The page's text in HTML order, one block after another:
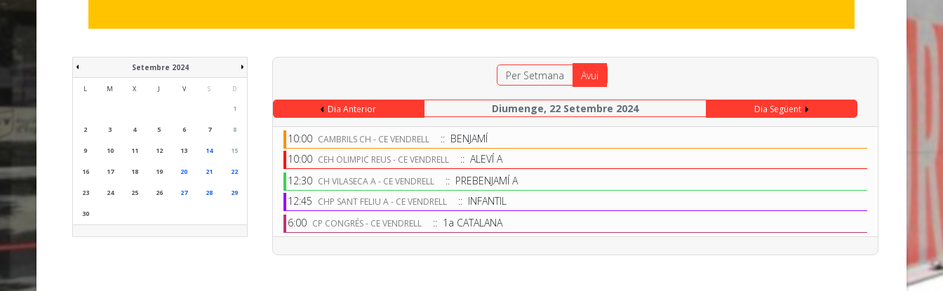
Setembre 2024
L M X J V S D
1
2 3 4 5 6 7 8
9 10 11 12 13 14 15
16 17 18 19 20 21 22
23 24 25 26 27 28 29
30
Per Setmana Avui
Dia Anterior Diumenge, 22 Setembre 2024 Dia Següent
10:00 CAMBRILS CH - CE VENDRELL
:: BENJAMÍ
10:00 CEH OLIMPIC REUS - CE VENDRELL
:: ALEVÍ A
12:30 CH VILASECA A - CE VENDRELL
:: PREBENJAMÍ A
12:45 CHP SANT FELIU A - CE VENDRELL
:: INFANTIL
6:00 CP CONGRÉS - CE VENDRELL :: 1a CATALANA